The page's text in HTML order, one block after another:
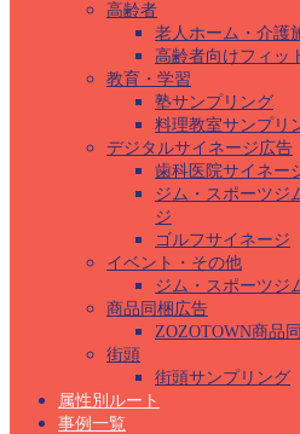
高齢者
老人ホーム・介護
高齢者向けフィッ
教育・学習
塾サンプリング
料理教室サンプリ
デジタルサイネージ広告
歯科医院サイネー
ジム・スポーツジ
ジ
ゴルフサイネージ
イベント・その他
ジム・スポーツジ
商品同梱広告
ZOZOTOWN商品
街頭
街頭サンプリング
属性別ルート
事例一覧